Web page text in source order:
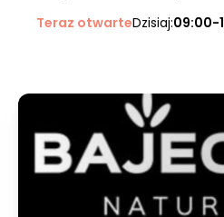
Teraz otwarteDzisiaj:09:00-